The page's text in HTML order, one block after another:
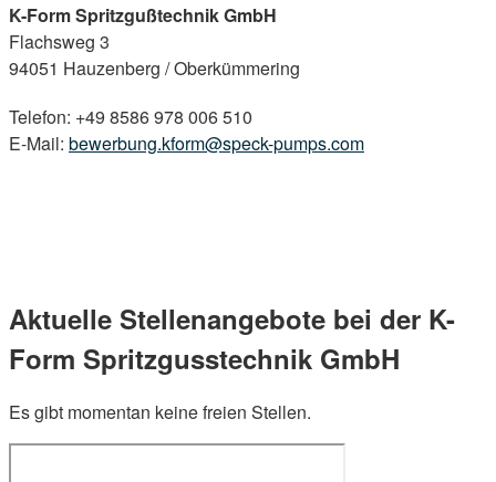
K-Form Spritzgußtechnik GmbH
Flachsweg 3
94051 Hauzenberg / Oberkümmering
Telefon: +49 8586 978 006 510
E-Mail: bewerbung.kform@speck-pumps.com
Aktuelle Stellenangebote bei der K-
Form Spritzgusstechnik GmbH
Es gibt momentan keine freien Stellen.